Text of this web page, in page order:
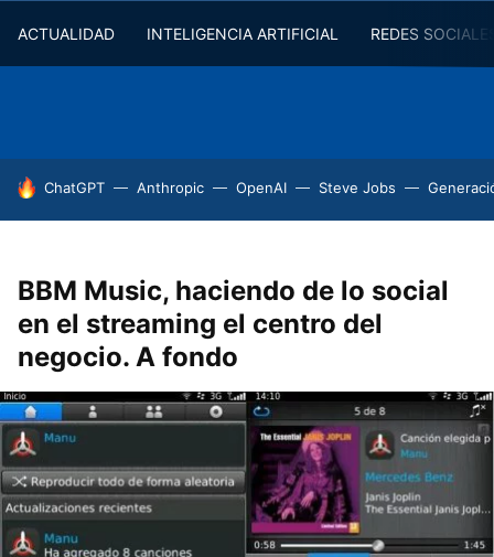
ACTUALIDAD INTELIGENCIA ARTIFICIAL REDES
HOY SE HABLA DE
ChatGPT Anthropic OpenAI Steve Jobs
BBM Music, haciendo de lo social
en el streaming el centro del
negocio. A fondo